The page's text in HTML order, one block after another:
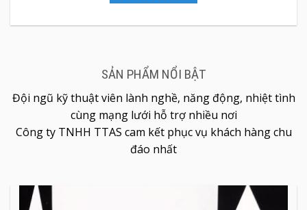
TÌM HIỂU THÊM
SẢN PHẨM NỔI BẬT
Đội ngũ kỹ thuật viên lành nghề, năng động, nhiệt tình
cùng mạng lưới hỗ trợ nhiều nơi
Công ty TNHH TTAS cam kết phục vụ khách hàng chu